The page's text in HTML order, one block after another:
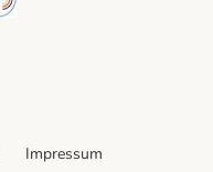
Impressum